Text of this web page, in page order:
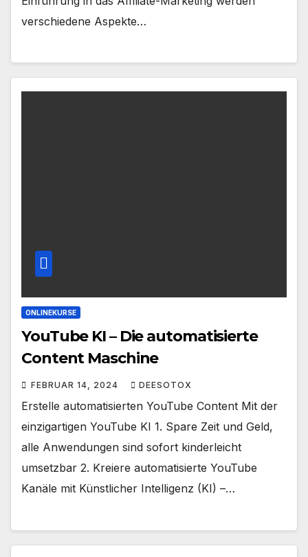
verschiedene Aspekte…
ONLINEKURSE
YouTube KI – Die automatisierte
Content Maschine
FEBRUAR 14, 2024 DEESOTOX
Erstelle automatisierten YouTube Content Mit der
einzigartigen YouTube KI 1. Spare Zeit und Geld,
alle Anwendungen sind sofort kinderleicht
umsetzbar 2. Kreiere automatisierte YouTube
Kanäle mit Künstlicher Intelligenz (KI) –…